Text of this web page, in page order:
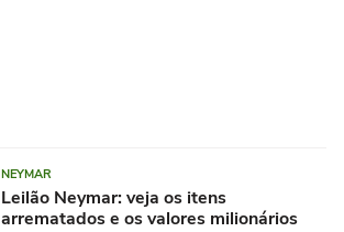
NEYMAR
Leilão Neymar: veja os itens
arrematados e os valores milionários